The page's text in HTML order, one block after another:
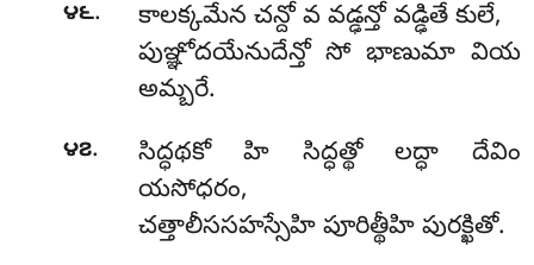
౪౬.
కాలక్కమేన చన్దో వ వడ్ఢన్తో వడ్ఢితే కులే,
పుఞ్ఞోదయేనుదేన్తో సో భాణుమా వియ
అమ్బరే.
౪౭.
సిద్ధథకో హి సిద్ధత్థో లద్ధా దేవిం
యసోధరం,
చత్తాలీససహస్సేహి పూరిత్థీహి పురక్ఖితో.